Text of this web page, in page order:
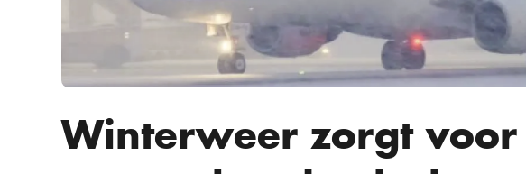
Winterweer zorgt voor